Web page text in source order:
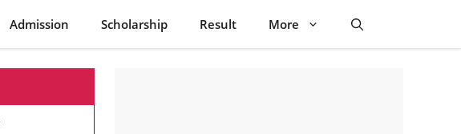
Admission Scholarship Result More